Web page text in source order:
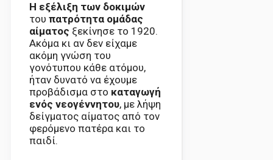
Η εξέλιξη των δοκιμών
του πατρότητα ομάδας
αίματος ξεκίνησε το 1920.
Ακόμα κι αν δεν είχαμε
ακόμη γνώση του
γονότυπου κάθε ατόμου,
ήταν δυνατό να έχουμε
προβάδισμα στο καταγωγή
ενός νεογέννητου, με λήψη
δείγματος αίματος από τον
φερόμενο πατέρα και το
παιδί.